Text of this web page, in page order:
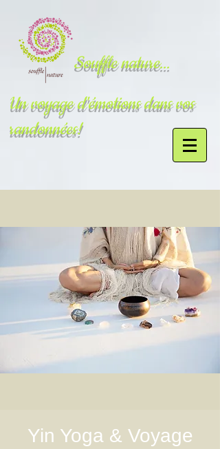
Souffle nature...
Un voyage d'émotions dans vos
randonnées!
Yin Yoga & Voyage